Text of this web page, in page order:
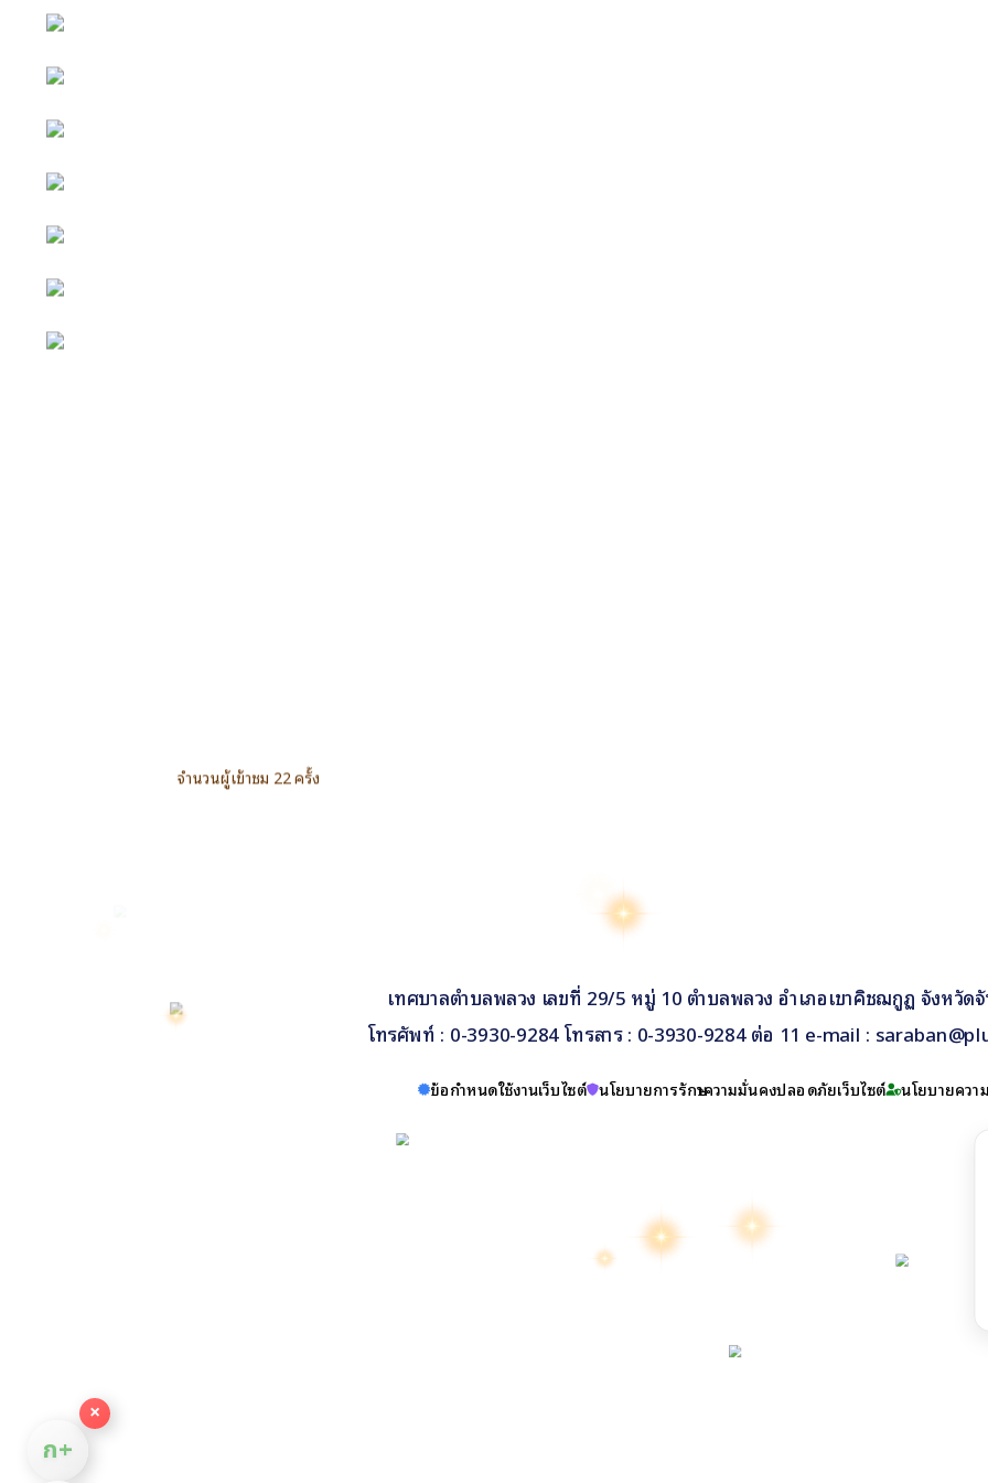
จำนวนผู้เข้าชม 22 ครั้ง
เทศบาลตำบลพลวง เลขที่ 29/5 หมู่ 10 ตำบลพลวง อำเภอเขาคิชฌกูฏ จังหวัด
โทรศัพท์ : 0-3930-9284 โทรสาร : 0-3930-9284 ต่อ 11 e-mail :
ข้อกำหนดใช้งานเว็บไซต์ นโยบายการรักษาความมั่นคงปลอดภัยเว็บไซต์ นโยบายควา
×
ก+